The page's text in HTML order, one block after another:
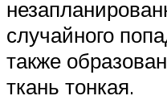
случайного
также
ткань тонкая.